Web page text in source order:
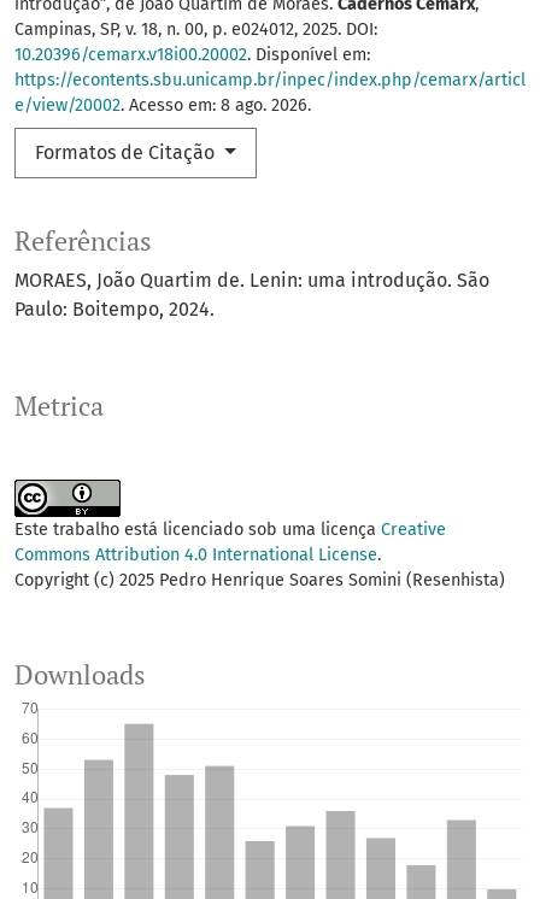
Metrica
introdução”, de João Quartim de Moraes. Cadernos Cemarx,
Campinas, SP, v. 18, n. 00, p. e024012, 2025. DOI:
10.20396/cemarx.v18i00.20002. Disponível em:
https://econtents.sbu.unicamp.br/inpec/index.php/cemarx/articl
e/view/20002. Acesso em: 8 ago. 2026.
Formatos de Citação
Referências
MORAES, João Quartim de. Lenin: uma introdução. São
Paulo: Boitempo, 2024.
Este trabalho está licenciado sob uma licença Creative
Commons Attribution 4.0 International License.
Copyright (c) 2025 Pedro Henrique Soares Somini (Resenhista)
Downloads